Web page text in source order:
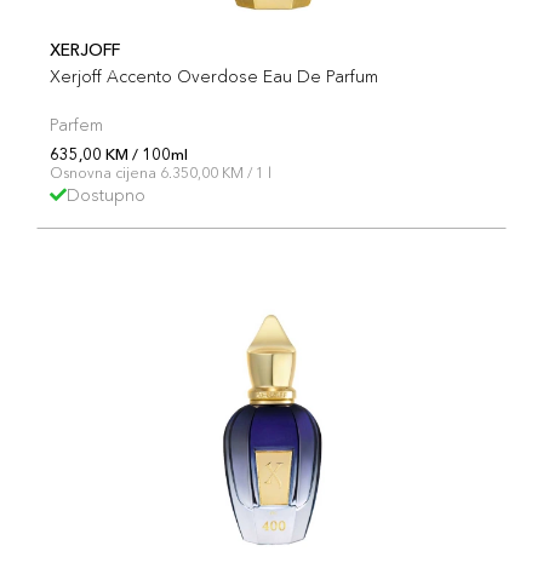
XERJOFF
Xerjoff Accento Overdose Eau De Parfum
Parfem
635,00 KM / 100ml
Osnovna cijena 6.350,00 KM / 1 l
Dostupno